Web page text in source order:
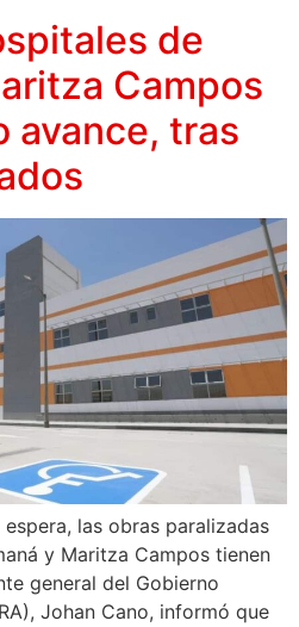
de
Campos
avance, tras
las obras paralizadas
y Maritza Campos tienen
general del Gobierno
Johan Cano, informó que